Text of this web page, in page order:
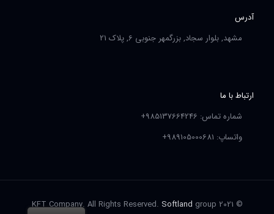
آدرس
مشهد, بلوار سجاد, بزرگمهر جنوبی 6, پلاک 21
ارتباط با ما
شماره تماس: 985137664246+
واتساپ: 989105000681+
© 2021 KFT Company. All Rights Reserved.
Softland group